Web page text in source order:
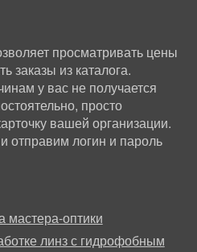
просматривать цены
заказы из каталога.
у вас не получается
просто
вашей организации.
отправим логин и пароль
мастера-оптики
линз с гидрофобным